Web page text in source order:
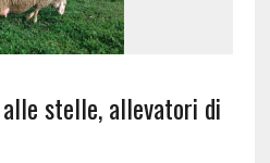
stelle, allevatori di